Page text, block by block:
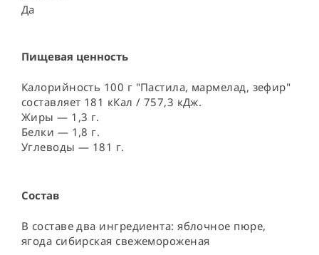
Да
Пищевая ценность
Калорийность 100 г "Пастила, мармелад, зефир"
составляет 181 кКал / 757,3 кДж.
Жиры — 1,3 г.
Белки — 1,8 г.
Углеводы — 181 г.
Состав
В составе два ингредиента: яблочное пюре,
ягода сибирская свежемороженая